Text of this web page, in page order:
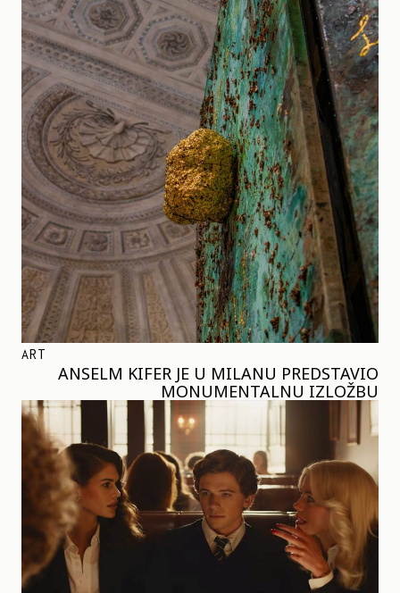
ART
ANSELM KIFER JE U MILANU PREDSTAVIO
MONUMENTALNU IZLOŽBU